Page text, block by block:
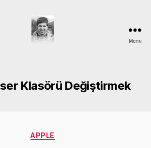
Menü
Klasörü Değiştirmek
Kategoriler
APPLE